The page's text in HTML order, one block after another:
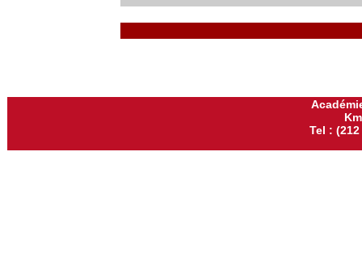
Tel : (212